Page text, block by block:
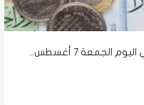
سعر الدينار الكويتي أمام الجنيه المصري اليوم الجمعة 7 أغسطس..